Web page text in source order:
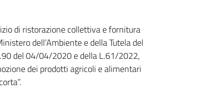
di ristorazione collettiva e fornitura
dell’Ambiente e della Tutela del
del 04/04/2020 e della L.61/2022,
dei prodotti agricoli e alimentari